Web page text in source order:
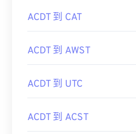
ACDT 到 CAT
ACDT 到 AWST
ACDT 到 UTC
ACDT 到 ACST